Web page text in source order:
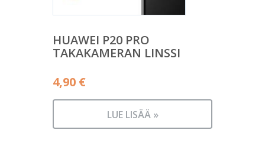
HUAWEI P20 PRO
TAKAKAMERAN LINSSI
4,90 €
LUE LISÄÄ »